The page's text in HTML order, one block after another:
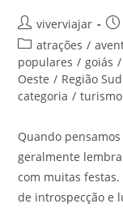
Autor
do
post:
viverviajar
Categoria
do
post:
atrações /
populares / goiás /
Oeste / Região
categoria / turismo
Quando
geralmente
com muitas
de introspecção e